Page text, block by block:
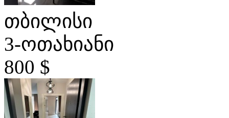
თბილისი
3-ოთახიანი
800 $